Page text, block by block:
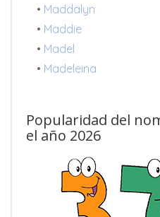
• Maddalyn
• Maddie
• Madel
• Madeleina
Popularidad del
el año 2026